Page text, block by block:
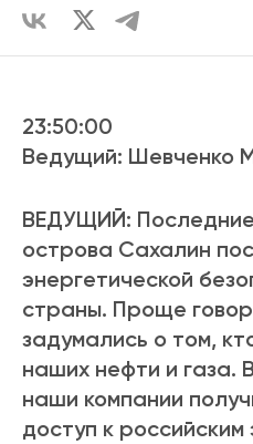
23:50:00
Ведущий: Шевченко
ВЕДУЩИЙ: Последние
острова Сахалин
энергетической
страны. Проще
задумались о том,
наших нефти и газа.
наши компании
доступ к